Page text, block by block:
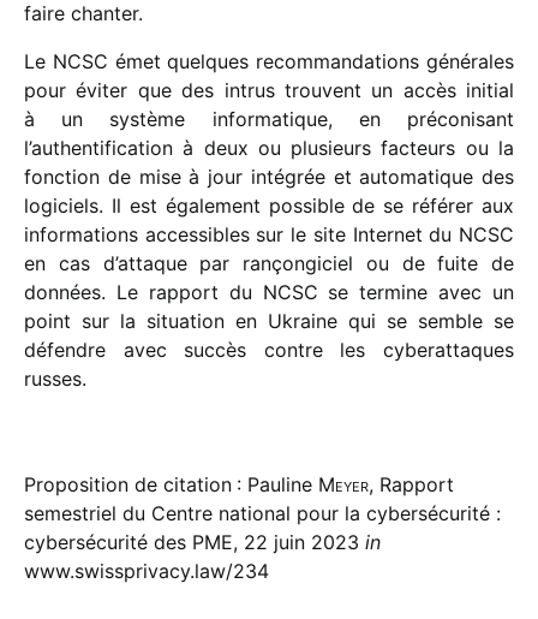
faire chanter.
Le NCSC émet quelques recom­man­da­tions géné­rales
pour éviter que des intrus trouvent un accès initial
à un système infor­ma­tique, en préco­ni­sant
l’authentification à deux ou plusieurs facteurs ou la
fonc­tion de mise à jour inté­grée et auto­ma­tique des
logi­ciels. Il est égale­ment possible de se réfé­rer aux
infor­ma­tions acces­sibles sur le site Internet du NCSC
en cas d’attaque par rançon­gi­ciel ou de fuite de
données. Le rapport du NCSC se termine avec un
point sur la situa­tion en Ukraine qui se semble se
défendre avec succès contre les cybe­rat­taques
russes.
Proposition de citation : Pauline Meyer, Rapport
semestriel du Centre national pour la cybersécurité :
cybersécurité des PME, 22 juin 2023 in
www.swissprivacy.law/234